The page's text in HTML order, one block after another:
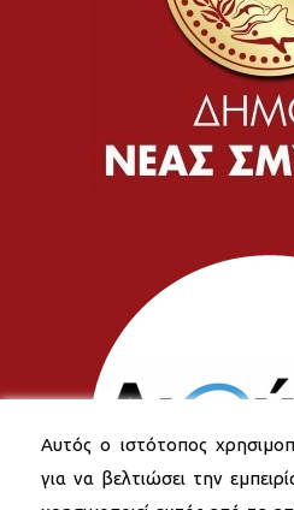
Αυτός ο ιστότοπος
για να βελτιώσει την